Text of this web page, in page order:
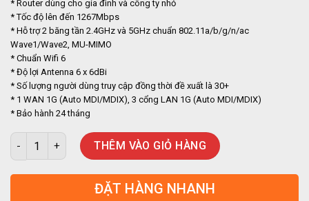
* Router dùng cho gia đình và công ty nhỏ
* Tốc độ lên đến 1267Mbps
* Hỗ trợ 2 băng tần 2.4GHz và 5GHz chuẩn 802.11a/b/g/n/ac
Wave1/Wave2, MU-MIMO
* Chuẩn Wifi 6
* Độ lợi Antenna 6 x 6dBi
* Số lượng người dùng truy cập đồng thời đề xuất là 30+
* 1 WAN 1G (Auto MDI/MDIX), 3 cổng LAN 1G (Auto MDI/MDIX)
* Bảo hành 24 tháng
Wifi không dây Ruijie Reyee RG-EW1200G PRO tốc độ
THÊM VÀO GIỎ HÀNG
ĐẶT HÀNG NHANH